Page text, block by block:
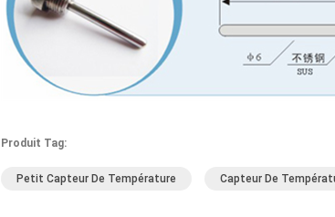
Produit Tag:
Petit Capteur De Température Capteur De